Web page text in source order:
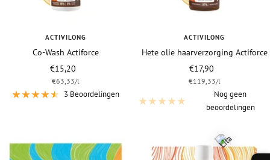
ACTIVILONG
Co-Wash Actiforce
Vraagprijs
€15,20
€63,33/l
3 Beoordelingen
ACTIVILONG
Hete olie haarverzorging Actiforce
Vraagprijs
€17,90
€119,33/l
Nog geen
beoordelingen